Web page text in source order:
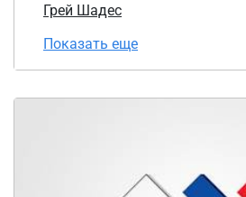
Грей Шадес
Показать еще